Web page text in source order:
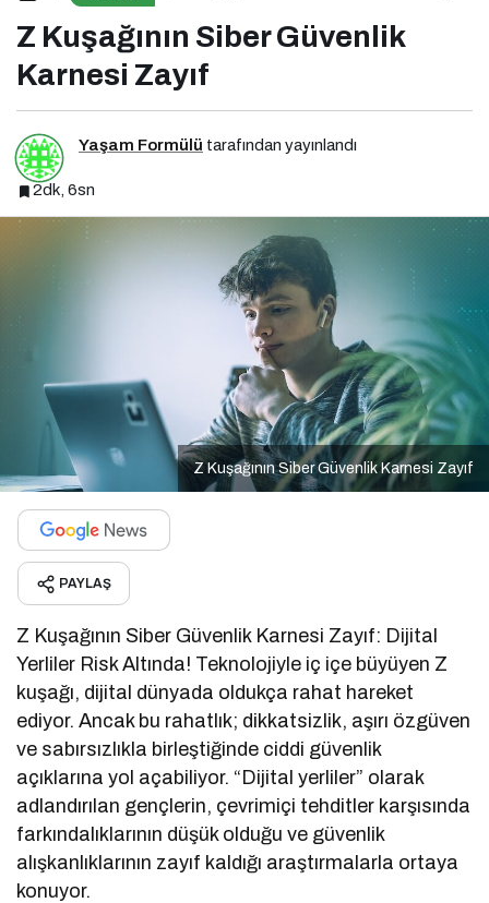
Z Kuşağının Siber Güvenlik
Karnesi Zayıf
Yaşam Formülü tarafından yayınlandı
2dk, 6sn
Z Kuşağının Siber Güvenlik Karnesi Zayıf
PAYLAŞ
Z Kuşağının Siber Güvenlik Karnesi Zayıf: Dijital
Yerliler Risk Altında! Teknolojiyle iç içe büyüyen Z
kuşağı, dijital dünyada oldukça rahat hareket
ediyor. Ancak bu rahatlık; dikkatsizlik, aşırı özgüven
ve sabırsızlıkla birleştiğinde ciddi güvenlik
açıklarına yol açabiliyor. “Dijital yerliler” olarak
adlandırılan gençlerin, çevrimiçi tehditler karşısında
farkındalıklarının düşük olduğu ve güvenlik
alışkanlıklarının zayıf kaldığı araştırmalarla ortaya
konuyor.